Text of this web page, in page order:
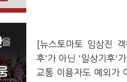
[뉴스토마토 임삼진
후'가 아닌 '일상기후'
교통 이용자도 예외가